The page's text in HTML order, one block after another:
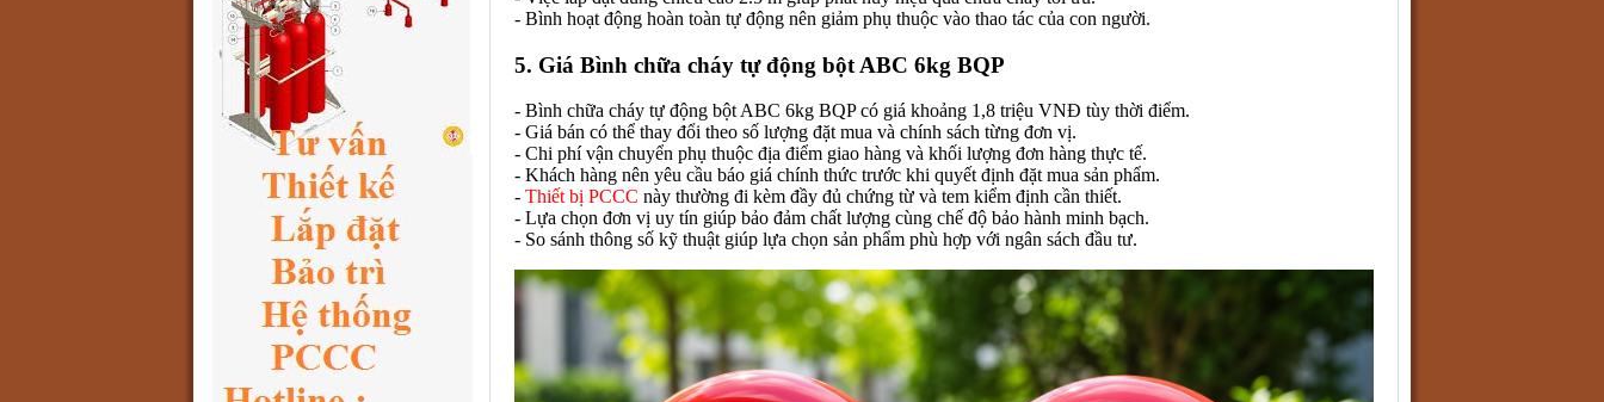
- Bình hoạt động hoàn toàn tự động nên giảm phụ thuộc vào thao tác của con người.
5. Giá Bình chữa cháy tự động bột ABC 6kg BQP
- Bình chữa cháy tự động bột ABC 6kg BQP có giá khoảng 1,8 triệu VNĐ tùy thời điểm.
- Giá bán có thể thay đổi theo số lượng đặt mua và chính sách từng đơn vị.
- Chi phí vận chuyển phụ thuộc địa điểm giao hàng và khối lượng đơn hàng thực tế.
- Khách hàng nên yêu cầu báo giá chính thức trước khi quyết định đặt mua sản phẩm.
- Thiết bị PCCC này thường đi kèm đầy đủ chứng từ và tem kiểm định cần thiết.
- Lựa chọn đơn vị uy tín giúp bảo đảm chất lượng cùng chế độ bảo hành minh bạch.
- So sánh thông số kỹ thuật giúp lựa chọn sản phẩm phù hợp với ngân sách đầu tư.